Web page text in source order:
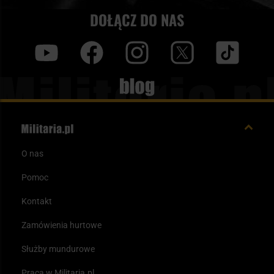
zarówno podczas rozgrywek airsoftowych, jak i w
aktywnościach outdoorowych. Oferujemy między innymi:
kamizelki taktyczne,
pokrowce GFC,
kabury udowe,
pokrowce na broń,
DOŁĄCZ DO NAS
Blog
O nas
Pomoc
Kontakt
Zamówienia hurtowe
Służby mundurowe